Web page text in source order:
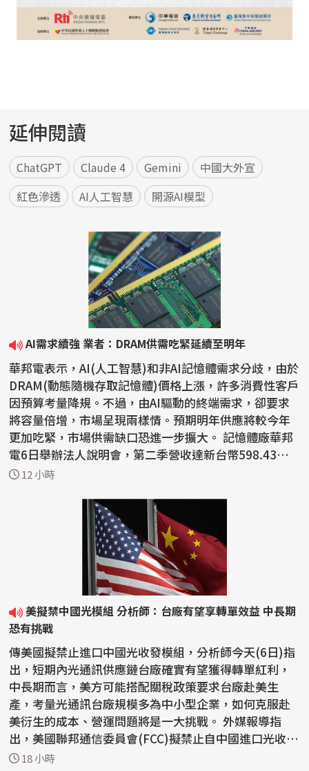
延伸閱讀
ChatGPT Claude 4 Gemini
中國大外宣
紅色滲透
AI人工智慧 開源AI模型
AI需求續強 業者：DRAM供需吃緊延續至明年
華邦電表示，AI(人工智慧)和非AI記憶體需求分歧，由於
DRAM(動態隨機存取記憶體)價格上漲，許多消費性客戶
因預算考量降規。不過，由AI驅動的終端需求，卻要求
將容量倍增，市場呈現兩樣情。預期明年供應將較今年
更加吃緊，市場供需缺口恐進一步擴大。 記憶體廠華邦
電6日舉辦法人說明會，第二季營收達新台幣598.43億
元，...
12 小時
美擬禁中國光模組 分析師：台廠有望享轉單效益 中長期
恐有挑戰
傳美國擬禁止進口中國光收發模組，分析師今天(6日)指
出，短期內光通訊供應鏈台廠確實有望獲得轉單紅利，
中長期而言，美方可能搭配關稅政策要求台廠赴美生
產，考量光通訊台廠規模多為中小型企業，如何克服赴
美衍生的成本、營運問題將是一大挑戰。 外媒報導指
出，美國聯邦通信委員會(FCC)擬禁止自中國進口光收發
模組。...
18 小時